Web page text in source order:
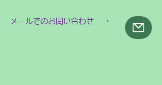
メールでのお問い合わせ →